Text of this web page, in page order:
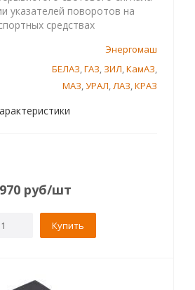
указателей поворотов на
средствах
Энергомаш
БЕЛАЗ,ГАЗ, ЗИЛ,КамАЗ,
МАЗ,УРАЛ,ЛАЗ,КРАЗ
970 руб/шт
Купить